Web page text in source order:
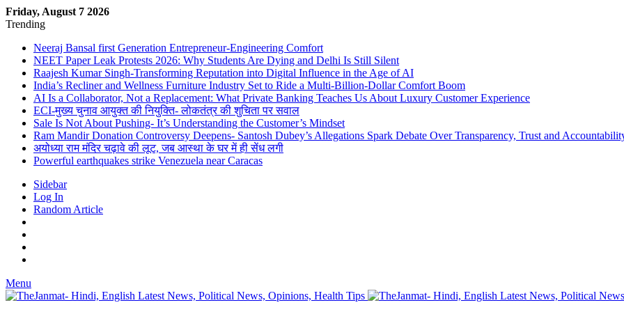
Friday, August 7 2026
Trending
Neeraj Bansal first Generation Entrepreneur-Engineering Comfort
NEET Paper Leak Protests 2026: Why Students Are Dying and Delhi Is Still Silent
Raajesh Kumar Singh-Transforming Reputation into Digital Influence in the Age of AI
India’s Recliner and Wellness Furniture Industry Set to Ride a Multi-Billion-Dollar Comfort Boom
AI Is a Collaborator, Not a Replacement: What Private Banking Teaches Us About Luxury Customer Experience
ECI-मुख्य चुनाव आयुक्त की नियुक्ति- लोकतंत्र की शुचिता पर सवाल
Sale Is Not About Pushing- It’s Understanding the Customer’s Mindset
Ram Mandir Donation Controversy Deepens- Santosh Dubey’s Allegations Spark Debate Over Transparency, Trust and
अयोध्या राम मंदिर चढ़ावे की लूट, जब आस्था के घर में ही सेंध लगी
Powerful earthquakes strike Venezuela near Caracas
Sidebar
Log In
Random Article
Menu